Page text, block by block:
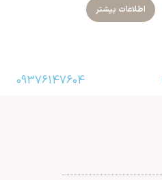
اطلاعات بیشتر
09376147604